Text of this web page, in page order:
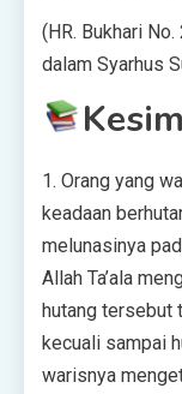
(HR. Bukhari
dalam Syarhus
1. Orang yang
keadaan
melunasinya
Allah Ta’ala
hutang tersebut
kecuali sampai
warisnya